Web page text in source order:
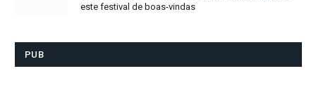
este festival de boas-vindas
PUB